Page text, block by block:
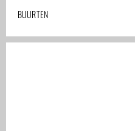
BUURTEN